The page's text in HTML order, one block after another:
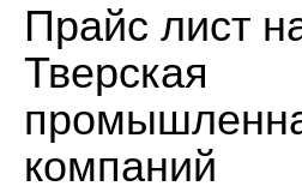
Прайс лист
Тверская
компаний